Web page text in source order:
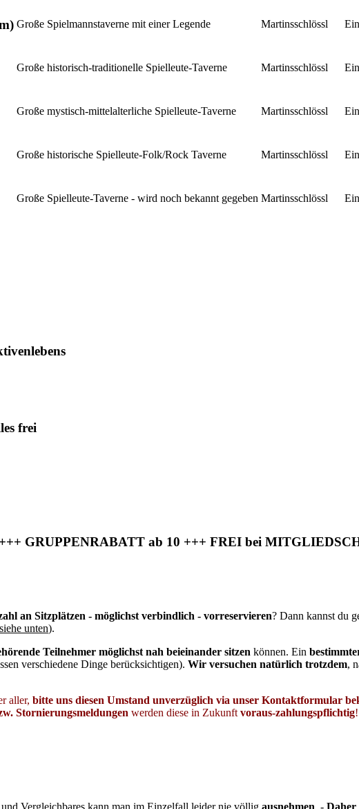
Große Spielmannstaverne mit einer Legende Martinsschlössl
Große historisch-traditionelle Spielleute-Taverne Martinsschlössl
Große mystisch-mittelalterliche Spielleute-Taverne Martinsschlössl
Große historische Spielleute-Folk/Rock Taverne Martinsschlössl
Große Spielleute-Taverne - wird noch bekannt gegeben Martinsschlössl
frei
GRUPPENRABATT ab 10 +++ FREI bei
an Sitzplätzen - möglichst verbindlich - vorreservieren? Dann kannst du
unten).
Teilnehmer möglichst nah beieinander sitzen können. Ein
verschiedene Dinge berücksichtigen). Wir versuchen natürlich trotzdem,
aller, bitte uns diesen Umstand unverzüglich via unser Kontaktformular
Stornierungsmeldungen werden diese in Zukunft voraus-zahlungspflichtig!
und Vergleichbares kann man im Einzelfall leider nie völlig ausnehmen . - Daher